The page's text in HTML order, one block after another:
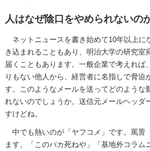
人はなぜ陰口をやめられないの
ネットニュースを書き始めて10年以上に
き込まれることもあり、明治大学の研究室
届くこともあります。一般企業で考えれば
りもない他人から、経営者に名指しで脅迫
す。このようなメールを送ってどのような
れないのでしょうか。送信元メールヘッダ
すけどね。
中でも熱いのが「ヤフコメ」です。罵詈
ます。「このバカ死ねや」「基地外コラム